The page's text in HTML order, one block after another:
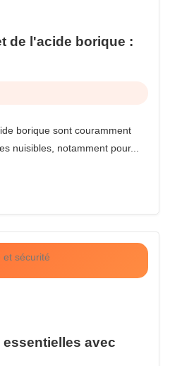
de l'acide borique :
borique sont couramment
nuisibles, notamment pour...
et sécurité
avec